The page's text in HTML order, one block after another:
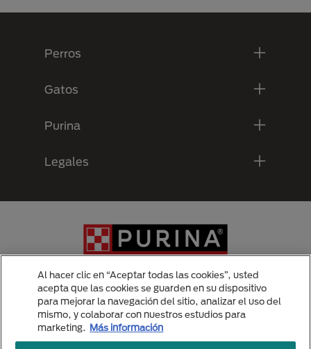
Perros
Gatos
Purina
Legales
Menu Footer Secundario Purina
Al hacer clic en “Aceptar todas las cookies”, usted
acepta que las cookies se guarden en su dispositivo
para mejorar la navegación del sitio, analizar el uso del
mismo, y colaborar con nuestros estudios para
marketing. Más información